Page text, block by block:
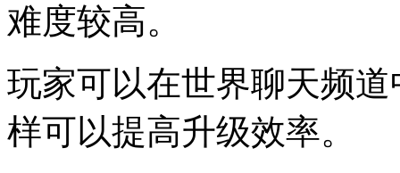
难度较高。
玩家可以在世界聊天频
样可以提高升级效率。